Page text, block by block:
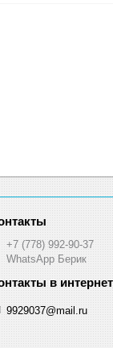
+7 (778) 992-90-37
WhatsApp Берик
9929037@mail.ru